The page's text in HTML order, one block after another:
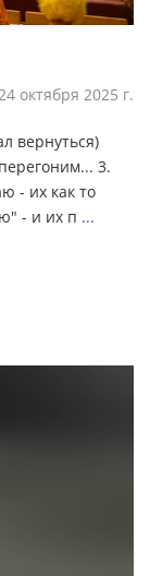
24 октября 2025 г.
вернуться)
3.
- их как то
- и их п ...